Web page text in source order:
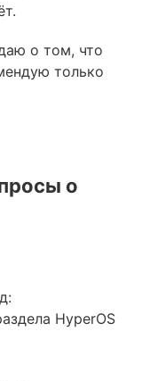
о том, что
только
о
HyperOS